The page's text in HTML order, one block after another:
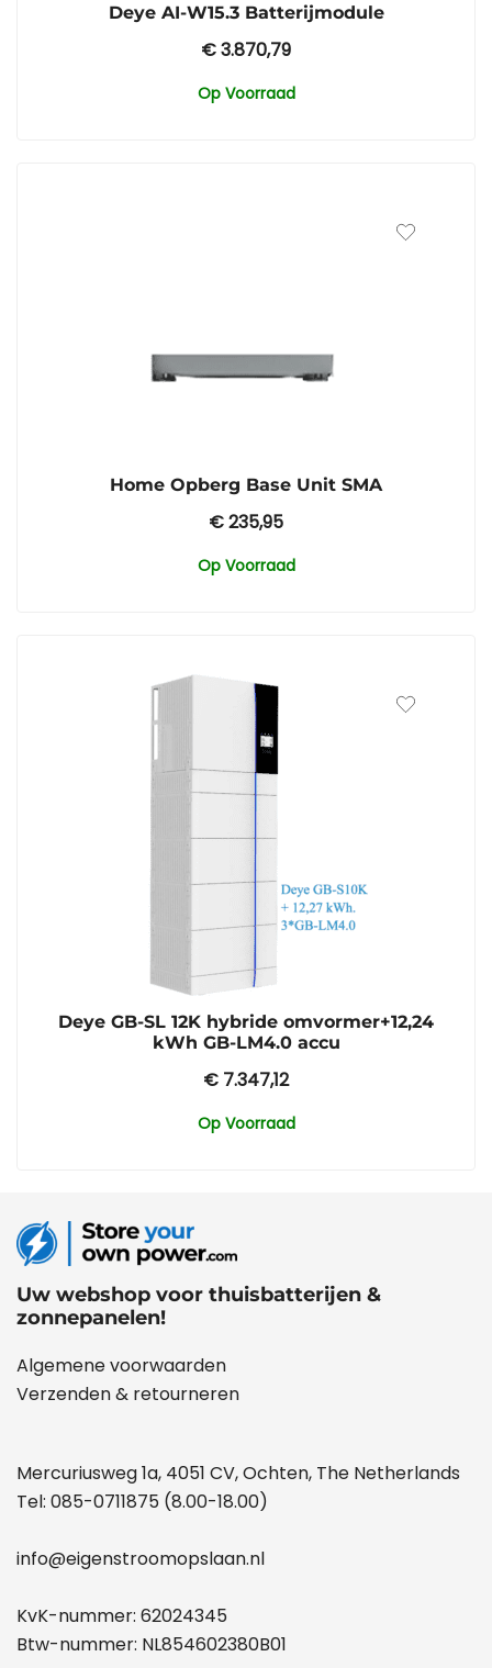
Deye AI-W15.3 Batterijmodule
€3.870,79
Op Voorraad
Home Opberg Base Unit SMA
€235,95
Op Voorraad
Deye GB-SL 12K hybride omvormer+12,24
kWh GB-LM4.0 accu
€ 7.347,12
Op Voorraad
Uw webshop voor thuisbatterijen &
zonnepanelen!
Algemene voorwaarden
Verzenden & retourneren
Mercuriusweg 1a, 4051 CV, Ochten, The Netherlands
Tel: 085-0711875 (8.00-18.00)
info@eigenstroomopslaan.nl
KvK-nummer: 62024345
Btw-nummer: NL854602380B01